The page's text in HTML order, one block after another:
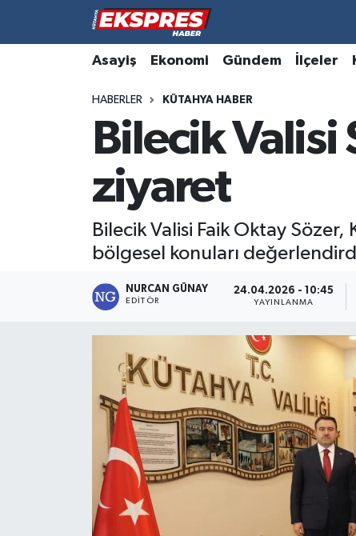
Asayiş Ekonomi Gündem İlçeler
HABERLER KÜTAHYA HABER
Bilecik Valisi
ziyaret
Bilecik Valisi Faik Oktay Sözer,
bölgesel konuları
NURCAN GÜNAY
EDITÖR
24.04.2026 - 10:45
YAYINLANMA
Altıntaş
Aslanapa
Biyografiler
Çavdarhisar
Domaniç
Hava Durumu
Trafik Durumu
Süper Lig Puan Durumu ve Fikstür
Tüm Manşetler
Son Dakika Haberleri